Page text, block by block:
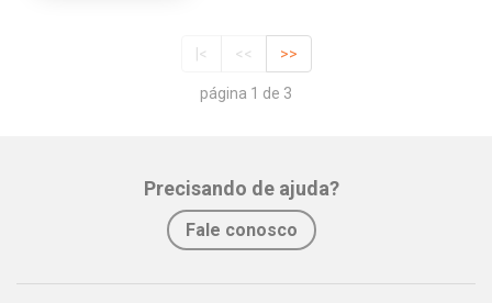
|< << >>
página 1 de 3
Precisando de ajuda?
Fale conosco